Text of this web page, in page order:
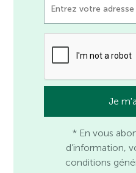
* En vous
d’information,
conditions